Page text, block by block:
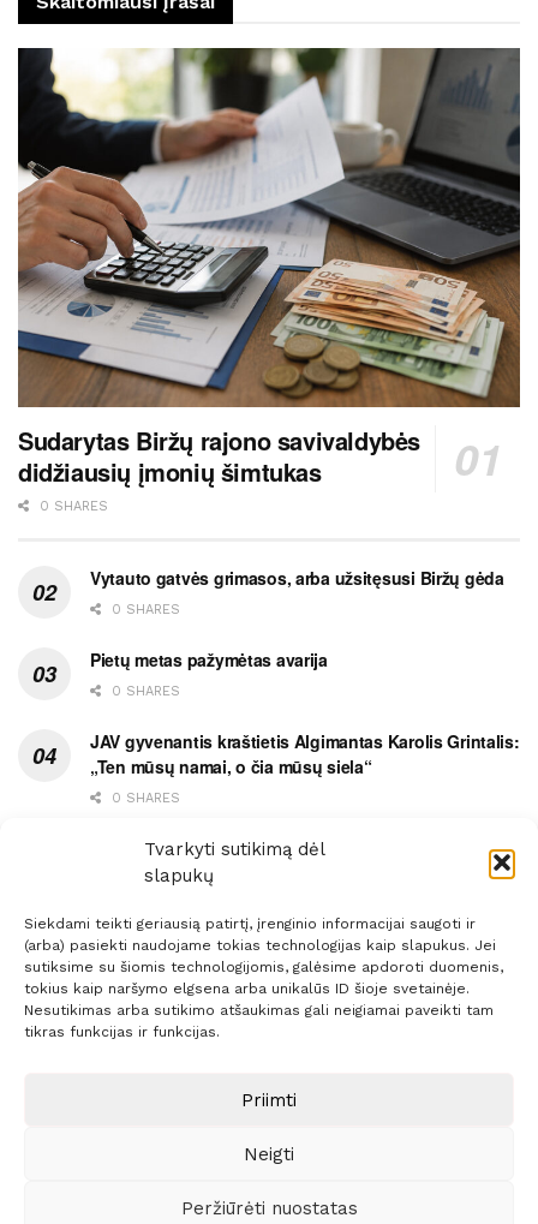
Tvarkyti sutikimą dėl
slapukų
Siekdami teikti geriausią patirtį, įrenginio informacijai saugoti ir
(arba) pasiekti naudojame tokias technologijas kaip slapukus. Jei
sutiksime su šiomis technologijomis, galėsime apdoroti duomenis,
tokius kaip naršymo elgsena arba unikalūs ID šioje svetainėje.
Nesutikimas arba sutikimo atšaukimas gali neigiamai paveikti tam
tikras funkcijas ir funkcijas.
Priimti
Neigti
Peržiūrėti nuostatas
Sudarytas Biržų rajono savivaldybės
didžiausių įmonių šimtukas
0 SHARES
Vytauto gatvės grimasos, arba užsitęsusi Biržų gėda
0 SHARES
Pietų metas pažymėtas avarija
0 SHARES
JAV gyvenantis kraštietis Algimantas Karolis Grintalis:
„Ten mūsų namai, o čia mūsų siela“
0 SHARES
Ypatingas dviejų medikių likimo ryšys
0 SHARES
Prenumerata Reklama
Sprendimas:ITBrolis